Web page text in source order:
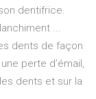
dentifrice.
...
dents de façon
perte d’émail,
dents et sur la